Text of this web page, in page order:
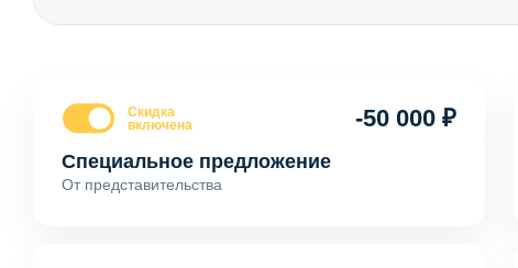
Скидка
включена
-50 000 ₽
Специальное предложение
От представительства